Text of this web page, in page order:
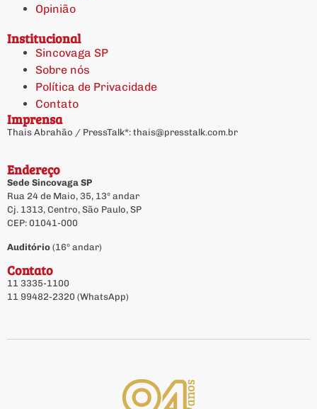
Opinião
Institucional
Sincovaga SP
Sobre nós
Política de Privacidade
Contato
Imprensa
Thais Abrahão / PressTalk*: thais@presstalk.com.br
Endereço
Sede Sincovaga SP
Rua 24 de Maio, 35, 13º andar
Cj. 1313, Centro, São Paulo, SP
CEP: 01041-000
Auditório (16º andar)
Contato
11 3335-1100
11 99482-2320 (WhatsApp)